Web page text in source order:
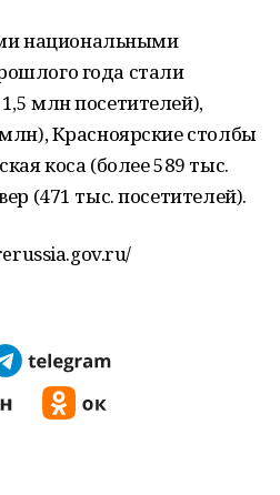
национальными
года стали
млн посетителей),
Красноярские столбы
коса (более 589 тыс.
(471 тыс. посетителей).